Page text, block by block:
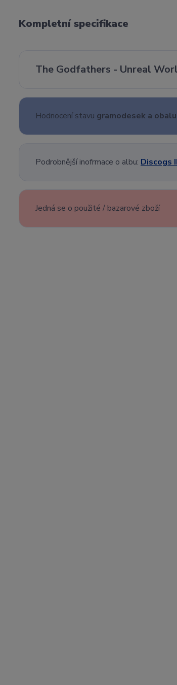
Kompletní specifikace
The Godfathers - Unreal
Hodnocení stavu gramodesek a obalu
Podrobnější inofrmace o albu: Discogs
Jedná se o použité / bazarové zboží